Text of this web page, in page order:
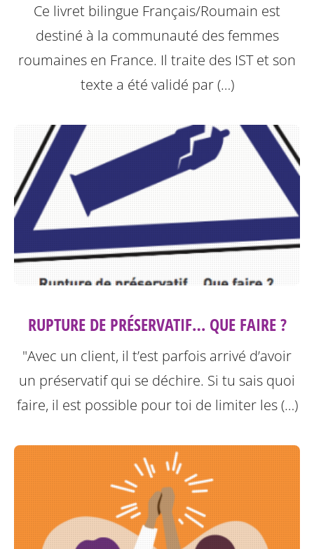
Ce livret bilingue Français/Roumain est
destiné à la communauté des femmes
roumaines en France. Il traite des IST et son
texte a été validé par (…)
RUPTURE DE PRÉSERVATIF… QUE FAIRE ?
"Avec un client, il t’est parfois arrivé d’avoir
un préservatif qui se déchire. Si tu sais quoi
faire, il est possible pour toi de limiter les (…)